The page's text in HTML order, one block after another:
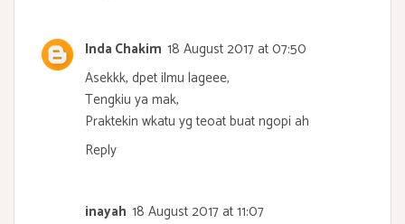
Inda Chakim 18 August 2017 at 07:50
Asekkk, dpet ilmu lageee,
Tengkiu ya mak,
Praktekin wkatu yg teoat buat ngopi ah
Reply
inayah 18 August 2017 at 11:07